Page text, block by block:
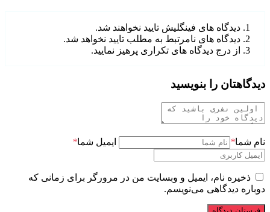
دیدگاه های فینگلیش تایید نخواهند شد.
دیدگاه های نامرتبط به مطلب تایید نخواهد شد.
از درج دیدگاه های تکراری پرهیز نمایید.
دیدگاهتان را بنویسید
نام شما* ایمیل شما*
ذخیره نام، ایمیل و وبسایت من در مرورگر برای زمانی که
دوباره دیدگاهی می‌نویسم.